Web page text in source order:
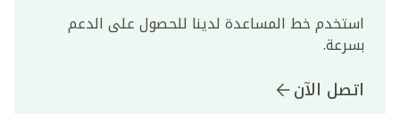
استخدم خط المساعدة لدينا للحصول على الدعم
بسرعة.
اتصل الآن